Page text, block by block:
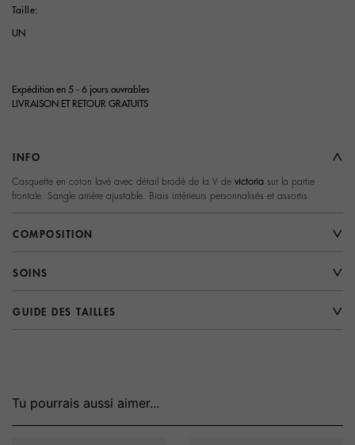
Taille:
UN
Expédition en 5 - 6 jours ouvrables
LIVRAISON ET RETOUR GRATUITS
INFO
Casquette en coton lavé avec détail brodé de la V de victoria sur la partie
frontale. Sangle arrière ajustable. Biais intérieurs personnalisés et assortis.
COMPOSITION
SOINS
GUIDE DES TAILLES
Tu pourrais aussi aimer...